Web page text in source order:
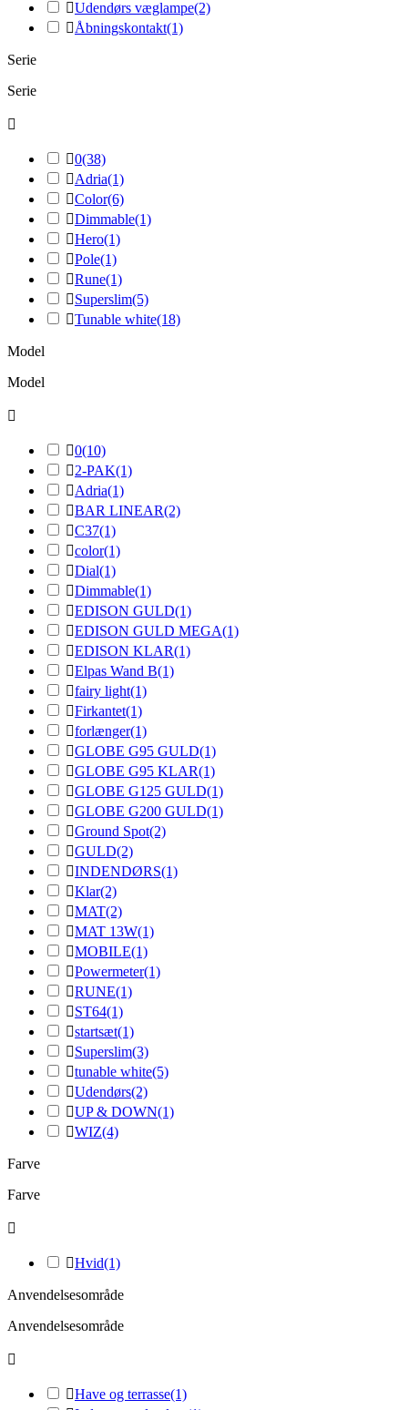
Udendørs væglampe(2)
Åbningskontakt(1)
Serie
Serie

0(38)
Adria(1)
Color(6)
Dimmable(1)
Hero(1)
Pole(1)
Rune(1)
Superslim(5)
Tunable white(18)
Model
Model

0(10)
2-PAK(1)
Adria(1)
BAR LINEAR(2)
C37(1)
color(1)
Dial(1)
Dimmable(1)
EDISON GULD(1)
EDISON GULD MEGA(1)
EDISON KLAR(1)
Elpas Wand B(1)
fairy light(1)
Firkantet(1)
forlænger(1)
GLOBE G95 GULD(1)
GLOBE G95 KLAR(1)
GLOBE G125 GULD(1)
GLOBE G200 GULD(1)
Ground Spot(2)
GULD(2)
INDENDØRS(1)
Klar(2)
MAT(2)
MAT 13W(1)
MOBILE(1)
Powermeter(1)
RUNE(1)
ST64(1)
startsæt(1)
Superslim(3)
tunable white(5)
Udendørs(2)
UP & DOWN(1)
WIZ(4)
Farve
Farve

Hvid(1)
Anvendelsesområde
Anvendelsesområde

Have og terrasse(1)